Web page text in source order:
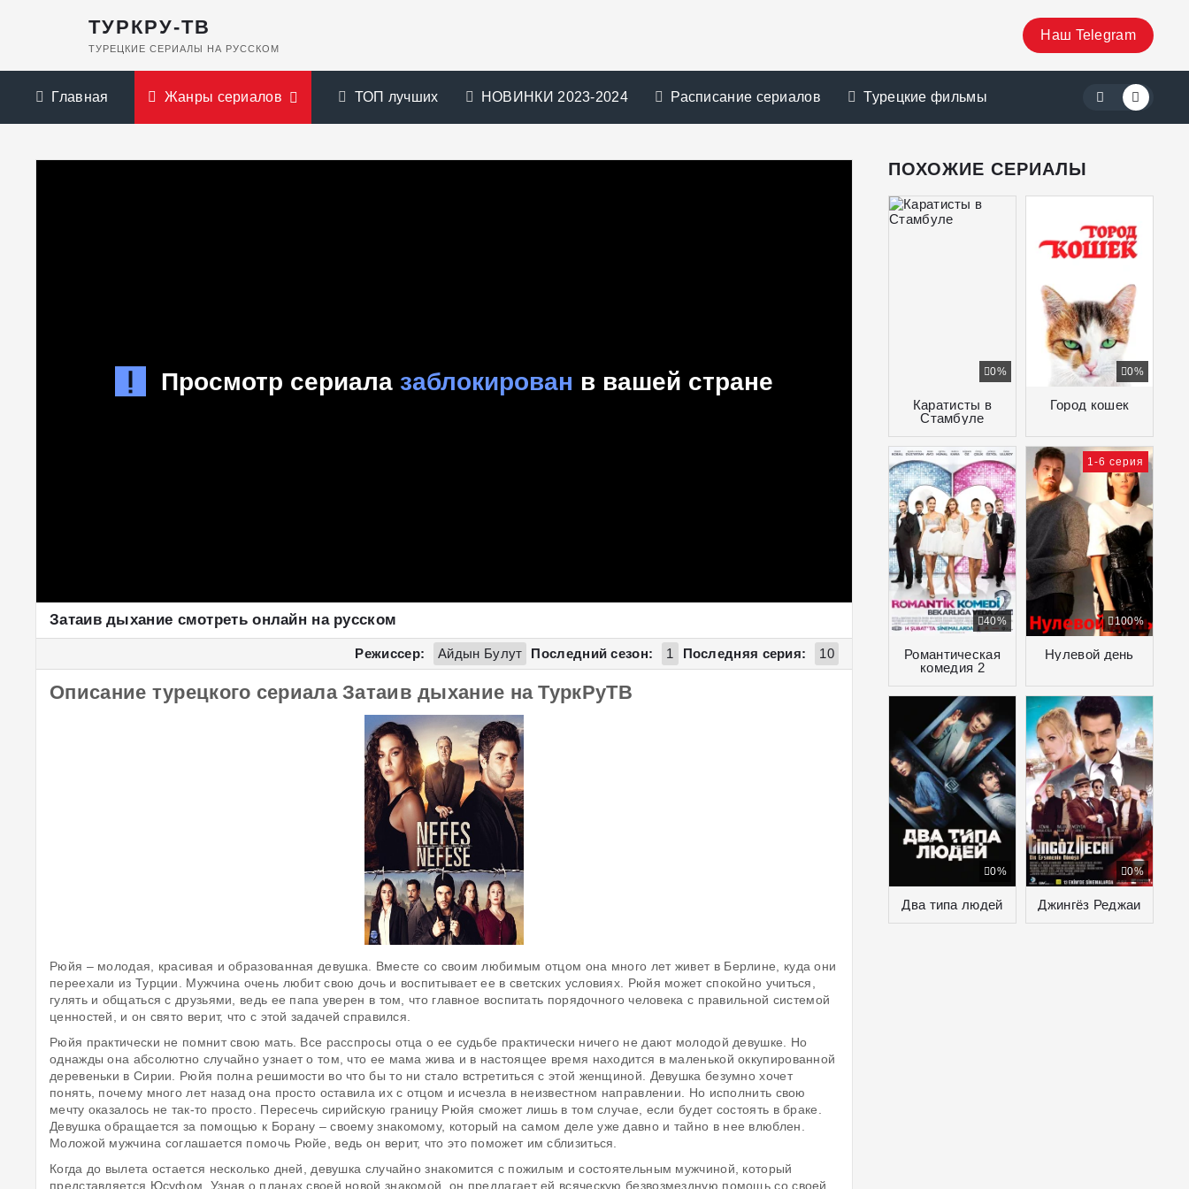
ТУРКРУ-ТВ
ТУРЕЦКИЕ СЕРИАЛЫ НА РУССКОМ
Наш Telegram
Главная Жанры сериалов ТОП лучших НОВИНКИ 2023-2024 Расписание сериалов Турецкие фильмы
Затаив дыхание смотреть онлайн на русском
Режиссер: Айдын Булут Последний сезон: 1 Последняя серия: 10
Описание турецкого сериала Затаив дыхание на ТуркРуТВ
Рюйя – молодая, красивая и образованная девушка. Вместе со своим любимым отцом она много лет живет в Берлине, куда они
переехали из Турции. Мужчина очень любит свою дочь и воспитывает ее в светских условиях. Рюйя может спокойно учиться,
гулять и общаться с друзьями, ведь ее папа уверен в том, что главное воспитать порядочного человека с правильной системой
ценностей, и он свято верит, что с этой задачей справился.
Рюйя практически не помнит свою мать. Все расспросы отца о ее судьбе практически ничего не дают молодой девушке. Но
однажды она абсолютно случайно узнает о том, что ее мама жива и в настоящее время находится в маленькой оккупированной
деревеньки в Сирии. Рюйя полна решимости во что бы то ни стало встретиться с этой женщиной. Девушка безумно хочет
понять, почему много лет назад она просто оставила их с отцом и исчезла в неизвестном направлении. Но исполнить свою
мечту оказалось не так-то просто. Пересечь сирийскую границу Рюйя сможет лишь в том случае, если будет состоять в браке.
Девушка обращается за помощью к Борану – своему знакомому, который на самом деле уже давно и тайно в нее влюблен.
Моложой мужчина соглашается помочь Рюйе, ведь он верит, что это поможет им сблизиться.
Когда до вылета остается несколько дней, девушка случайно знакомится с пожилым и состоятельным мужчиной, который
представляется Юсуфом. Узнав о планах своей новой знакомой, он предлагает ей всяческую безвозмездную помощь со своей
ПОХОЖИЕ СЕРИАЛЫ
Каратисты в
Стамбуле
0%
Город кошек
0%
Романтическая
комедия 2
40%
Нулевой день
100%
1-6 серия
Два типа людей
0%
Джингёз Реджаи
0%